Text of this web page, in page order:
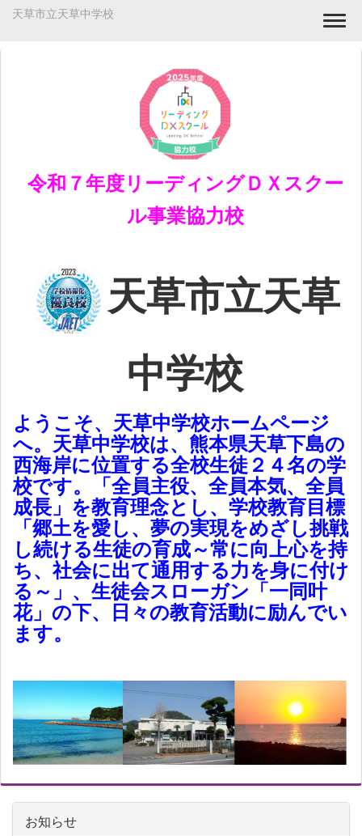
天草市立天草中学校
令和７年度リーディングＤＸスクー
ル事業協力校
天草市立天草
中学校
ようこそ、天草中学校ホームページ
へ。天草中学校は、熊本県天草下島の
西海岸に位置する全校生徒２４名の学
校です。「全員主役、全員本気、全員
成長」を教育理念とし、学校教育目標
「郷土を愛し、夢の実現をめざし挑戦
し続ける生徒の育成～常に向上心を持
ち、社会に出て通用する力を身に付け
る～」、生徒会スローガン「一同叶
花」の下、日々の教育活動に励んでい
ます。
お知らせ